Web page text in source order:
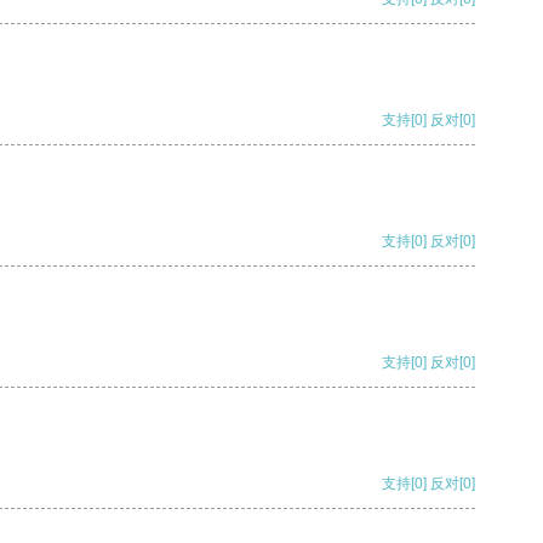
支持[0] 反对[0]
支持[0] 反对[0]
支持[0] 反对[0]
支持[0] 反对[0]